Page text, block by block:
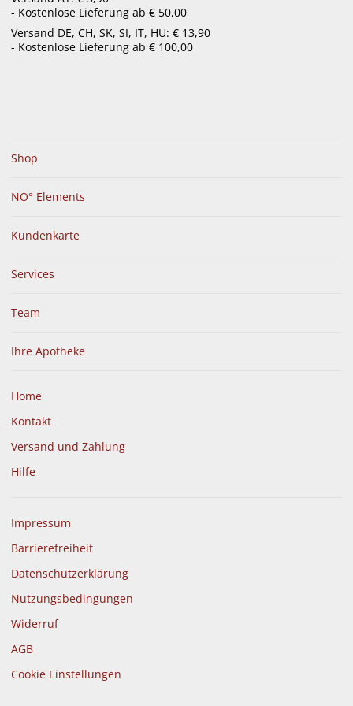
- Kostenlose Lieferung ab € 50,00
Versand DE, CH, SK, SI, IT, HU: € 13,90
- Kostenlose Lieferung ab € 100,00
Shop
NO° Elements
Kundenkarte
Services
Team
Ihre Apotheke
Home
Kontakt
Versand und Zahlung
Hilfe
Impressum
Barrierefreiheit
Datenschutzerklärung
Nutzungsbedingungen
Widerruf
AGB
Cookie Einstellungen